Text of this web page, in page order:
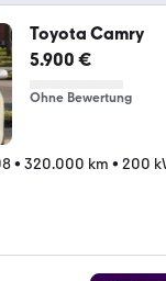
Toyota Camry
5.900 €
Ohne Bewertung
• 320.000 km • 200